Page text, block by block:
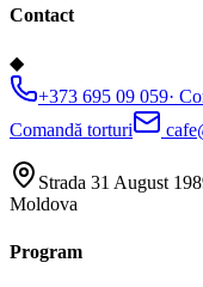
Contact
◆
+373 695 09 059·
Comandă torturi
Strada 31 August
Moldova
Program